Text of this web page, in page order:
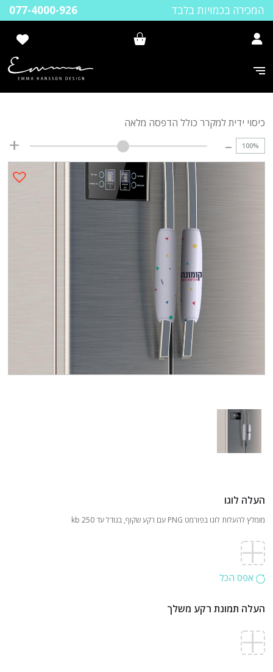
077-4000-926 המכירה בכמויות בלבד
כיסוי ידית למקרר כולל הדפסה מלאה
100%
העלה לוגו
מומלץ להעלות לוגו בפורמט PNG עם רקע שקוף, בגודל עד 250 kb
אפס הכל
העלה תמונת רקע משלך